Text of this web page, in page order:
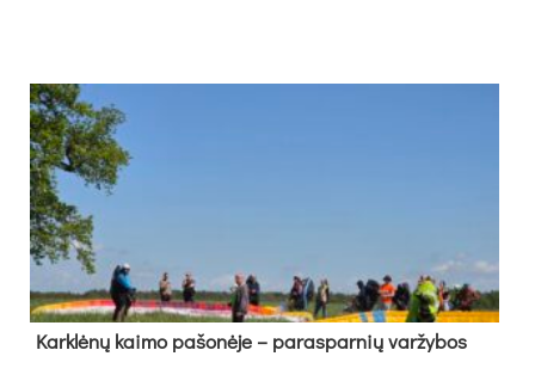
Kark­lė­nų kai­mo pa­šo­nė­je – pa­ras­par­nių var­žy­bos